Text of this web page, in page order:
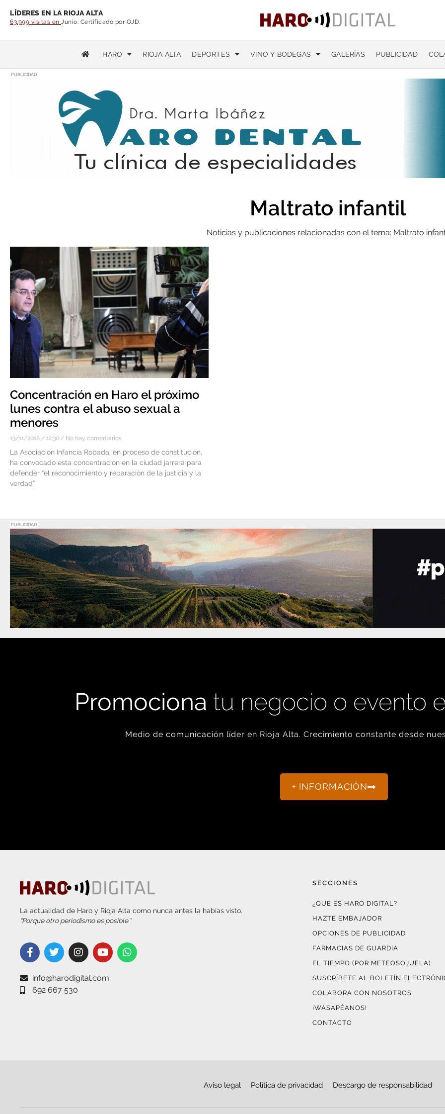
LÍDERES EN LA RIOJA ALTA
63.999 visitas en Junio. Certificado por OJD.
HARO RIOJA ALTA DEPORTES VINO Y BODEGAS GALERÍAS PUBLICIDAD
PUBLICIDAD
Maltrato infantil
Noticias y publicaciones relacionadas con el tema: Maltrato
Concentración en Haro el próximo
lunes contra el abuso sexual a
menores
13/11/2018 12:30 No hay comentarios
La Asociación Infancia Robada, en proceso de constitución,
ha convocado esta concentración en la ciudad jarrera para
defender “el reconocimiento y reparación de la justicia y la
verdad”
PUBLICIDAD
Promociona tu negocio o evento
Medio de comunicación líder en Rioja Alta. Crecimiento constante desde
+ INFORMACIÓN
La actualidad de Haro y Rioja Alta como nunca antes la habías visto.
“Porque otro periodismo es posible.”
info@harodigital.com
692 667 530
SECCIONES
¿QUÉ ES HARO DIGITAL?
HAZTE EMBAJADOR
OPCIONES DE PUBLICIDAD
FARMACIAS DE GUARDIA
EL TIEMPO (POR METEOSOJUELA)
SUSCRÍBETE AL BOLETÍN
COLABORA CON NOSOTROS
¡WASAPÉANOS!
CONTACTO
Aviso legal Política de privacidad Descargo de responsabilidad